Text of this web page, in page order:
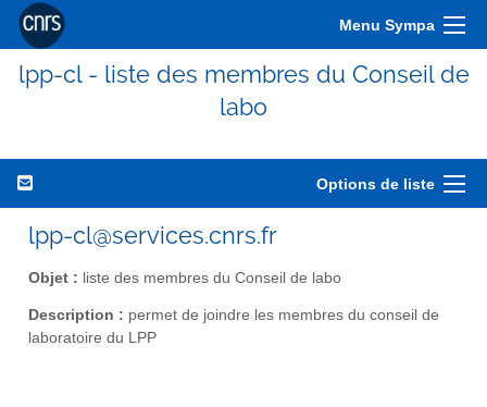
Menu Sympa
lpp-cl - liste des membres du Conseil de
labo
Options de liste
lpp-cl@services.cnrs.fr
Objet : liste des membres du Conseil de labo
Description : permet de joindre les membres du conseil de
laboratoire du LPP